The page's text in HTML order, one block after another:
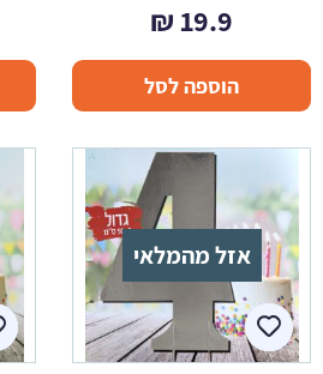
19.9
₪
הוספה לסל
אזל מהמלאי